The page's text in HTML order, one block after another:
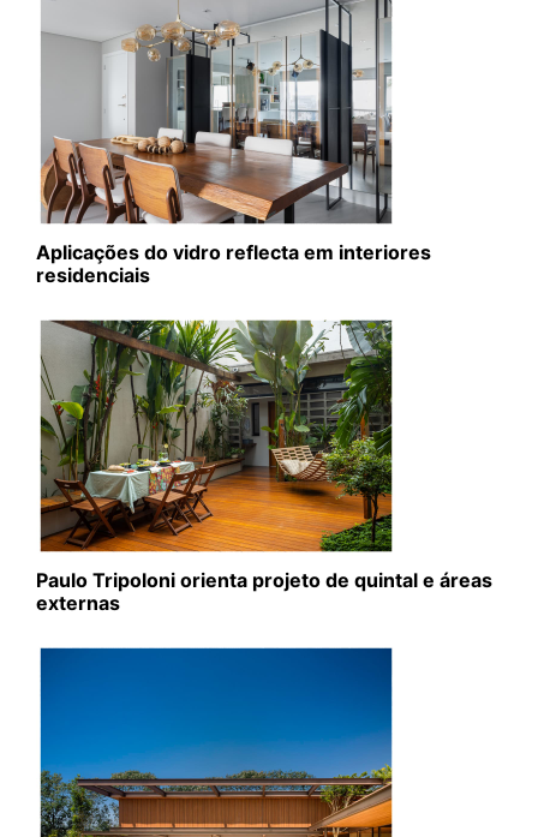
Aplicações do vidro reflecta em interiores
residenciais
Paulo Tripoloni orienta projeto de quintal e áreas
externas